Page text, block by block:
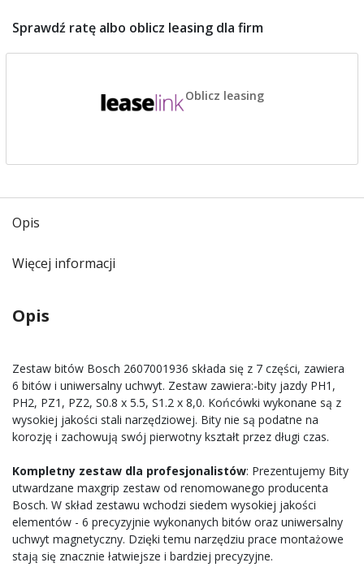
Sprawdź ratę albo oblicz leasing dla firm
Oblicz leasing
Opis
Więcej informacji
Opis
Zestaw bitów Bosch 2607001936 składa się z 7 części, zawiera
6 bitów i uniwersalny uchwyt. Zestaw zawiera:-bity jazdy PH1,
PH2, PZ1, PZ2, S0.8 x 5.5, S1.2 x 8,0. Końcówki wykonane są z
wysokiej jakości stali narzędziowej. Bity nie są podatne na
korozję i zachowują swój pierwotny kształt przez długi czas.
Kompletny zestaw dla profesjonalistów: Prezentujemy Bity
utwardzane maxgrip zestaw od renomowanego producenta
Bosch. W skład zestawu wchodzi siedem wysokiej jakości
elementów - 6 precyzyjnie wykonanych bitów oraz uniwersalny
uchwyt magnetyczny. Dzięki temu narzędziu prace montażowe
stają się znacznie łatwiejsze i bardziej precyzyjne.